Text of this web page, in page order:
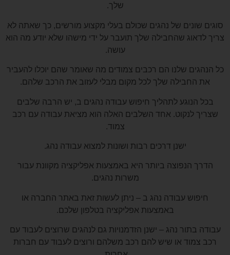
שלך.
סוגים שונים של נהגים שכולם בעלי מקצוע מורשים, כך שאתה לא
צריך לדאוג שהחבילה שלך תועבר על ידי מישהו שלא יודע מה הוא
עושה.
כל הנהגים שלנו הם רכבים צמודים מה שאומר שהם יוכלו להעביר
את החבילה שלך לכל מקום מבלי לעזוב את הרכב שלהם.
בכל הנוגע לתהליך חיפוש עבודה נהגים ב, יש הרבה שלבים
שצריך לנקוט. אחד השלבים האלה הוא מציאת עבודה עם רכב
צמוד.
ישנן דרכים רבות ושונות למצוא עבודה נהג.
הדרך הנפוצה ביותר היא באמצעות אפליקציה מקוונת עבור
משרות נהגים.
חיפוש עבודה נהג ב – ניתן לעשות זאת באתר החברה או
באמצעות אפליקציה בטלפון שלכם.
עבודה בתור נהג – ישנן הזדמנויות גם לנהגים שרוצים לעבוד עם
רכב צמוד או שיש להם רכב משלהם ורוצים לעבוד עם חברות